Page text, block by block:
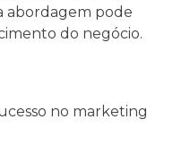
abordagem pode
do negócio.
no marketing